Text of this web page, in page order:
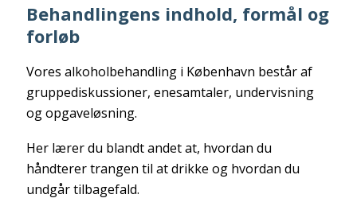
Behandlingens indhold, formål og
forløb
Vores alkoholbehandling i København består af
gruppediskussioner, enesamtaler, undervisning
og opgaveløsning.
Her lærer du blandt andet at, hvordan du
håndterer trangen til at drikke og hvordan du
undgår tilbagefald.